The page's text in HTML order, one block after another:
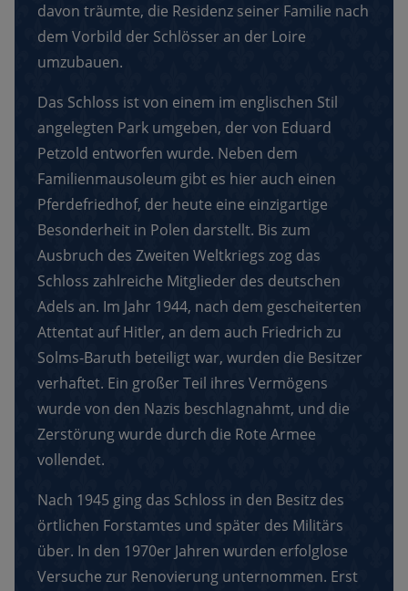
davon träumte, die Residenz seiner Familie nach
dem Vorbild der Schlösser an der Loire
umzubauen.
Das Schloss ist von einem im englischen Stil
angelegten Park umgeben, der von Eduard
Petzold entworfen wurde. Neben dem
Familienmausoleum gibt es hier auch einen
Pferdefriedhof, der heute eine einzigartige
Besonderheit in Polen darstellt. Bis zum
Ausbruch des Zweiten Weltkriegs zog das
Schloss zahlreiche Mitglieder des deutschen
Adels an. Im Jahr 1944, nach dem gescheiterten
Attentat auf Hitler, an dem auch Friedrich zu
Solms-Baruth beteiligt war, wurden die Besitzer
verhaftet. Ein großer Teil ihres Vermögens
wurde von den Nazis beschlagnahmt, und die
Zerstörung wurde durch die Rote Armee
vollendet.
Nach 1945 ging das Schloss in den Besitz des
örtlichen Forstamtes und später des Militärs
über. In den 1970er Jahren wurden erfolglose
Versuche zur Renovierung unternommen. Erst